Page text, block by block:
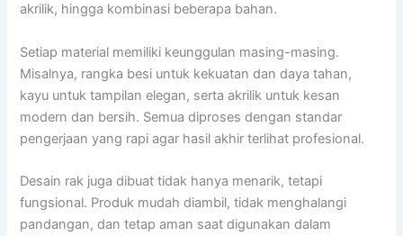
akrilik, hingga kombinasi beberapa bahan.
Setiap material memiliki keunggulan masing-masing.
Misalnya, rangka besi untuk kekuatan dan daya tahan,
kayu untuk tampilan elegan, serta akrilik untuk kesan
modern dan bersih. Semua diproses dengan standar
pengerjaan yang rapi agar hasil akhir terlihat profesional.
Desain rak juga dibuat tidak hanya menarik, tetapi
fungsional. Produk mudah diambil, tidak menghalangi
pandangan, dan tetap aman saat digunakan dalam